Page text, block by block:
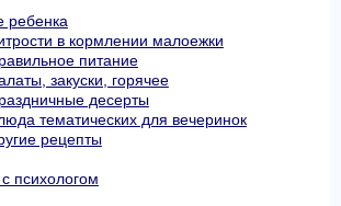
ребенка
в кормлении малоежки
питание
закуски, горячее
десерты
тематических для вечеринок
рецепты
психологом